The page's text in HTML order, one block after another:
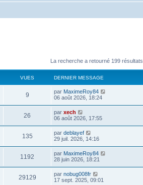
La recherche a retourné 199 résultats
VUES DERNIER MESSAGE
9 par MaximeRoy84
06 août 2026, 18:24
26 par xech
06 août 2026, 17:55
135 par deblayef
29 juil. 2026, 14:16
1192 par MaximeRoy84
28 juin 2026, 18:21
29129 par nobug008fr
17 sept. 2025, 09:01